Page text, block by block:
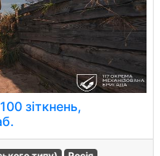
зіткнень,